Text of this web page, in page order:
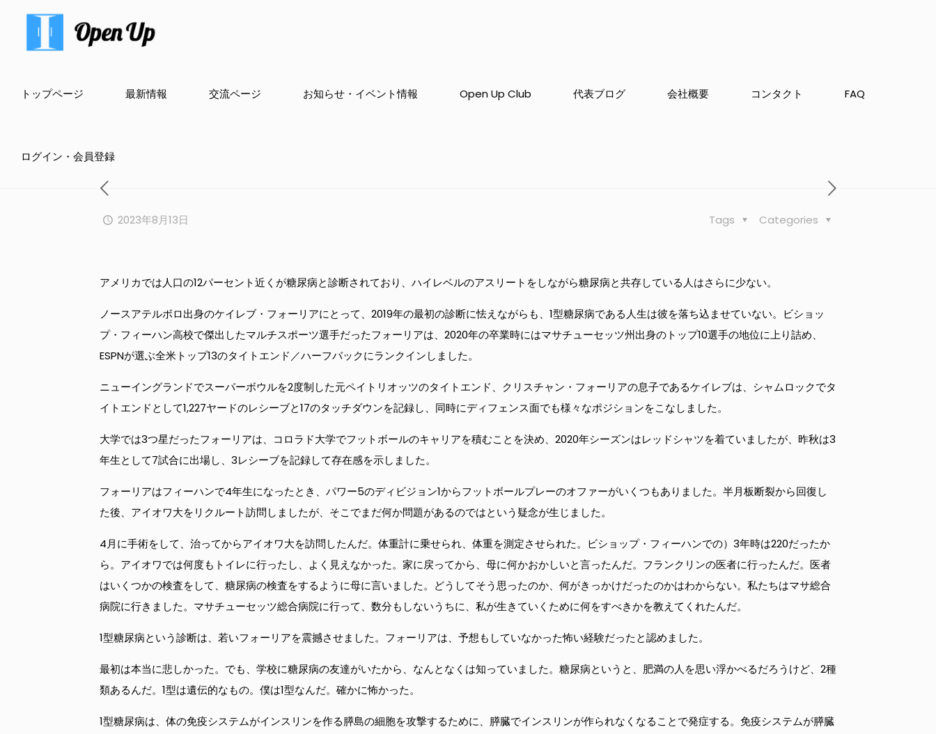
トップページ 最新情報 交流ページ お知らせ・イベント情報 Open Up Club 代表ブログ 会社概要 コンタクト FAQ
ログイン・会員登録
2023年8月13日 Categories
Tags
アメリカでは人口の12パーセント近くが糖尿病と診断されており、ハイレベルのアスリートをしながら糖尿病と共存している人はさらに少ない。
ノースアテルボロ出身のケイレブ・フォーリアにとって、2019年の最初の診断に怯えながらも、1型糖尿病である人生は彼を落ち込ませていない。ビショッ
プ・フィーハン高校で傑出したマルチスポーツ選手だったフォーリアは、2020年の卒業時にはマサチューセッツ州出身のトップ10選手の地位に上り詰め、
ESPNが選ぶ全米トップ13のタイトエンド／ハーフバックにランクインしました。
ニューイングランドでスーパーボウルを2度制した元ペイトリオッツのタイトエンド、クリスチャン・フォーリアの息子であるケイレブは、シャムロックでタ
イトエンドとして1,227ヤードのレシーブと17のタッチダウンを記録し、同時にディフェンス面でも様々なポジションをこなしました。
大学では3つ星だったフォーリアは、コロラド大学でフットボールのキャリアを積むことを決め、2020年シーズンはレッドシャツを着ていましたが、昨秋は3
年生として7試合に出場し、3レシーブを記録して存在感を示しました。
フォーリアはフィーハンで4年生になったとき、パワー5のディビジョン1からフットボールプレーのオファーがいくつもありました。半月板断裂から回復し
た後、アイオワ大をリクルート訪問しましたが、そこでまだ何か問題があるのではという疑念が生じました。
4月に手術をして、治ってからアイオワ大を訪問したんだ。体重計に乗せられ、体重を測定させられた。ビショップ・フィーハンでの）3年時は220だったか
ら。アイオワでは何度もトイレに行ったし、よく見えなかった。家に戻ってから、母に何かおかしいと言ったんだ。フランクリンの医者に行ったんだ。医者
はいくつかの検査をして、糖尿病の検査をするように母に言いました。どうしてそう思ったのか、何がきっかけだったのかはわからない。私たちはマサ総合
病院に行きました。マサチューセッツ総合病院に行って、数分もしないうちに、私が生きていくために何をすべきかを教えてくれたんだ。
1型糖尿病という診断は、若いフォーリアを震撼させました。フォーリアは、予想もしていなかった怖い経験だったと認めました。
最初は本当に悲しかった。でも、学校に糖尿病の友達がいたから、なんとなくは知っていました。糖尿病というと、肥満の人を思い浮かべるだろうけど、2種
類あるんだ。1型は遺伝的なもの。僕は1型なんだ。確かに怖かった。
1型糖尿病は、体の免疫システムがインスリンを作る膵島の細胞を攻撃するために、膵臓でインスリンが作られなくなることで発症する。免疫システムが膵臓